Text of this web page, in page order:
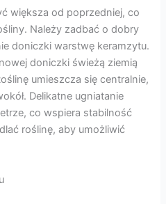
większa od poprzedniej, co
Należy zadbać o dobry
doniczki warstwę keramzytu.
doniczki świeżą ziemią
umieszcza się centralnie,
Delikatne ugniatanie
co wspiera stabilność
roślinę, aby umożliwić